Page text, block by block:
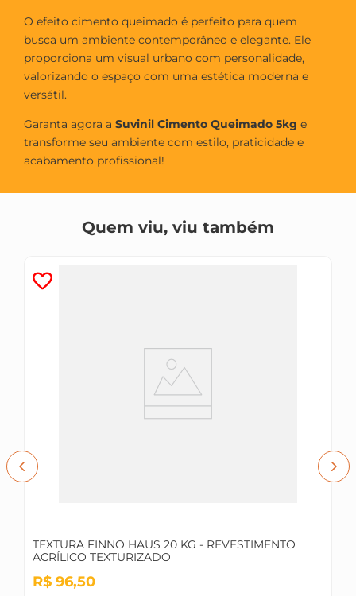
O efeito cimento queimado é perfeito para quem
busca um ambiente contemporâneo e elegante. Ele
proporciona um visual urbano com personalidade,
valorizando o espaço com uma estética moderna e
versátil.
Garanta agora a Suvinil Cimento Queimado 5kg e
transforme seu ambiente com estilo, praticidade e
acabamento profissional!
Quem viu, viu também
TEXTURA FINNO HAUS 20 KG - REVESTIMENTO
ACRÍLICO TEXTURIZADO
R$ 96,50